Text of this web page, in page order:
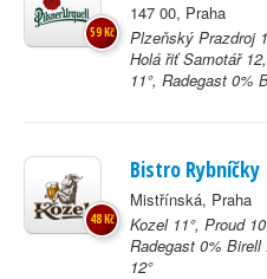
147 00, Praha
Plzeňský Prazdroj
Holá řiť Samotář
11°, Radegast 0%
59 Kč
Bistro Rybníčky
Mistřínská, Praha
Kozel 11°, Proud
Radegast 0%
12°
48 Kč